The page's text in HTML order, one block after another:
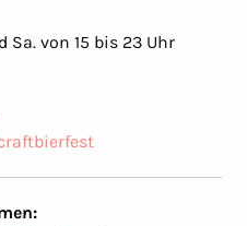
Sa. von 15 bis 23 Uhr